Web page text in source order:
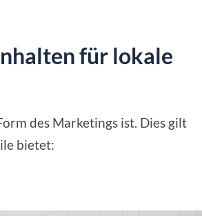
für lokale
des Marketings ist. Dies gilt
bietet: